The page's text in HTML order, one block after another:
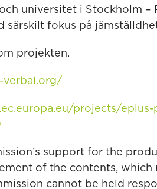
universitet i Stockholm –
särskilt fokus på
projekten.
verbal.org/
projects/
support for the
of the contents,
cannot be held